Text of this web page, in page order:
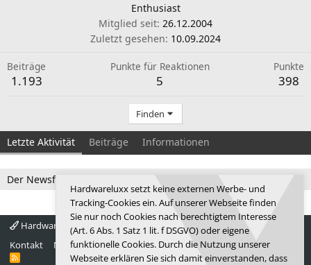
Enthusiast
Mitglied seit 26.12.2004
Zuletzt gesehen 10.09.2024
Beiträge
1.193
Punkte für Reaktionen
5
Punkte
398
Finden
Letzte Aktivität Beiträge Informationen
Der Newsfeed ist zur Zeit leer.
Hardwareluxx 4.0
Deutsch
Kontakt
Nutzungsbedingungen Datenschutz Hilfe Startseite
R
Hardwareluxx setzt keine externen Werbe- und
Tracking-Cookies ein. Auf unserer Webseite finden
Sie nur noch Cookies nach berechtigtem Interesse
(Art. 6 Abs. 1 Satz 1 lit. f DSGVO) oder eigene
funktionelle Cookies. Durch die Nutzung unserer
Webseite erklären Sie sich damit einverstanden, dass